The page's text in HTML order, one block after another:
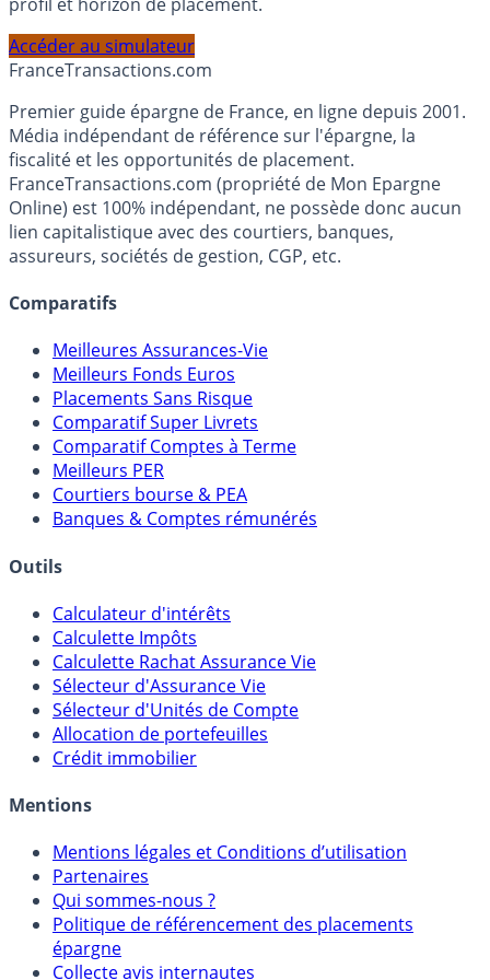
profil et horizon de placement.
FranceTransactions.com
Premier guide épargne de France, en ligne depuis 2001.
Média indépendant de référence sur l'épargne, la
fiscalité et les opportunités de placement.
FranceTransactions.com (propriété de Mon Epargne
Online) est 100% indépendant, ne possède donc aucun
assureurs, sociétés de gestion, CGP, etc.
Comparatifs
Meilleures Assurances-Vie
Meilleurs Fonds Euros
Placements Sans Risque
Comparatif Super Livrets
Comparatif Comptes à Terme
Meilleurs PER
Banques & Comptes rémunérés
Outils
Calculateur d'intérêts
Calculette Impôts
Calculette Rachat Assurance Vie
Sélecteur d'Assurance Vie
Sélecteur d'Unités de Compte
Crédit immobilier
Mentions
Mentions légales et Conditions d’utilisation
Partenaires
Qui sommes-nous ?
Politique de référencement des placements